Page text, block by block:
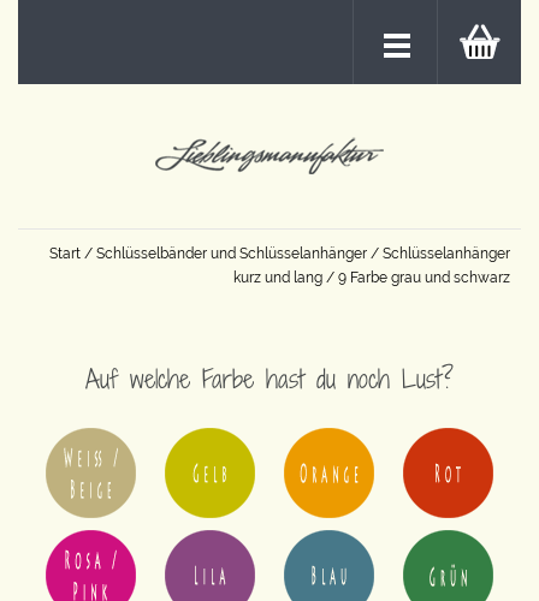
Start / Schlüsselbänder und Schlüsselanhänger / Schlüsselanhänger
kurz und lang / 9 Farbe grau und schwarz
Auf welche Farbe hast du noch Lust?